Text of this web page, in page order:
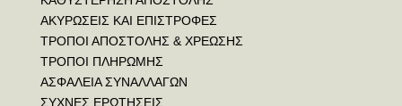
ΑΚΥΡΩΣΕΙΣ ΚΑΙ ΕΠΙΣΤΡΟΦΕΣ
ΤΡΟΠΟΙ ΑΠΟΣΤΟΛΗΣ & ΧΡΕΩΣΗΣ
ΤΡΟΠΟΙ ΠΛΗΡΩΜΗΣ
ΑΣΦΑΛΕΙΑ ΣΥΝΑΛΛΑΓΩΝ
ΣΥΧΝΕΣ ΕΡΩΤΗΣΕΙΣ